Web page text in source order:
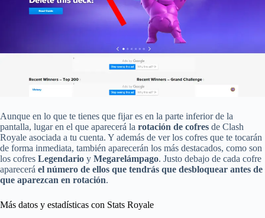
Aunque en lo que te tienes que fijar es en la parte inferior de la
pantalla, lugar en el que aparecerá la rotación de cofres de Clash
Royale asociada a tu cuenta. Y además de ver los cofres que te tocarán
de forma inmediata, también aparecerán los más destacados, como son
los cofres Legendario y Megarelámpago. Justo debajo de cada cofre
aparecerá el número de ellos que tendrás que desbloquear antes de
que aparezcan en rotación.
Más datos y estadísticas con Stats Royale